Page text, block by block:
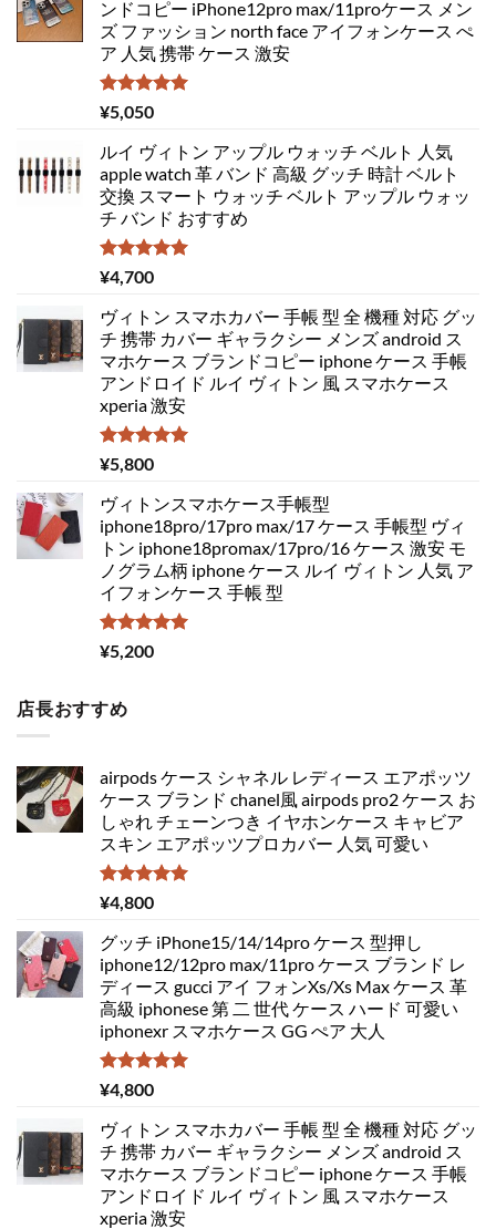
ンドコピー iPhone12pro max/11proケース メン
ズ ファッション north face アイフォンケース ぺ
ア 人気 携帯 ケース 激安
5段階中
5.00
¥5,050
ルイ ヴィトン アップル ウォッチ ベルト 人気
apple watch 革 バンド 高級 グッチ 時計 ベルト
交換 スマート ウォッチ ベルト アップル ウォッ
チ バンド おすすめ
5段階中
5.00
¥4,700
ヴィトン スマホカバー 手帳 型 全 機種 対応 グッ
チ 携帯 カバー ギャラクシー メンズ android ス
マホケース ブランドコピー iphone ケース 手帳
アンドロイド ルイ ヴィトン 風 スマホケース
xperia 激安
5段階中
5.00
¥5,800
ヴィトンスマホケース手帳型
iphone18pro/17pro max/17 ケース 手帳型 ヴィ
トン iphone18promax/17pro/16 ケース 激安 モ
ノグラム柄 iphone ケース ルイ ヴィトン 人気 ア
イフォンケース 手帳 型
5段階中
5.00
¥5,200
店長おすすめ
airpods ケース シャネル レディース エアポッツ
ケース ブランド chanel風 airpods pro2 ケース お
しゃれ チェーンつき イヤホンケース キャビア
スキン エアポッツプロカバー 人気 可愛い
5段階中
5.00
¥4,800
グッチ iPhone15/14/14pro ケース 型押し
iphone12/12pro max/11pro ケース ブランド レ
ディース gucci アイ フォンXs/Xs Max ケース 革
高級 iphonese 第 二 世代 ケース ハード 可愛い
iphonexr スマホケース GG ぺア 大人
5段階中
5.00
¥4,800
ヴィトン スマホカバー 手帳 型 全 機種 対応 グッ
チ 携帯 カバー ギャラクシー メンズ android ス
マホケース ブランドコピー iphone ケース 手帳
アンドロイド ルイ ヴィトン 風 スマホケース
xperia 激安